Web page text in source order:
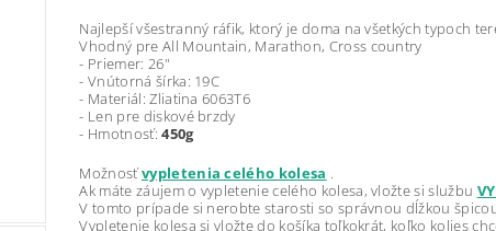
Najlepší všestranný ráfik, ktorý je doma na všetkých typoch
Vhodný pre All Mountain, Marathon, Cross country
- Priemer: 26"
- Vnútorná šírka: 19C
- Materiál: Zliatina 6063T6
- Len pre diskové brzdy
- Hmotnosť:450g
Možnosťvypletenia celého kolesa .
Ak máte záujem o vypletenie celého kolesa, vložte si službu
V tomto prípade si nerobte starosti so správnou dĺžkou
Vypletenie kolesa si vložte do košíka toľkokrát, koľko kolies